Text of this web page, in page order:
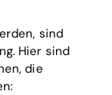
sind
Hier sind
die